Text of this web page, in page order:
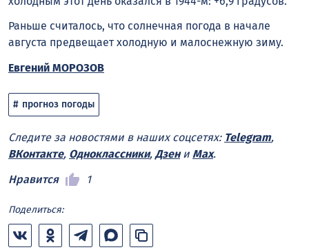
Раньше считалось, что солнечная погода в начале
августа предвещает холодную и малоснежную зиму.
Евгений МОРОЗОВ
прогноз погоды
Следите за новостями в наших соцсетях: Telegram,
ВКонтакте, Одноклассники, Дзени Max.
Нравится
1
Поделиться: